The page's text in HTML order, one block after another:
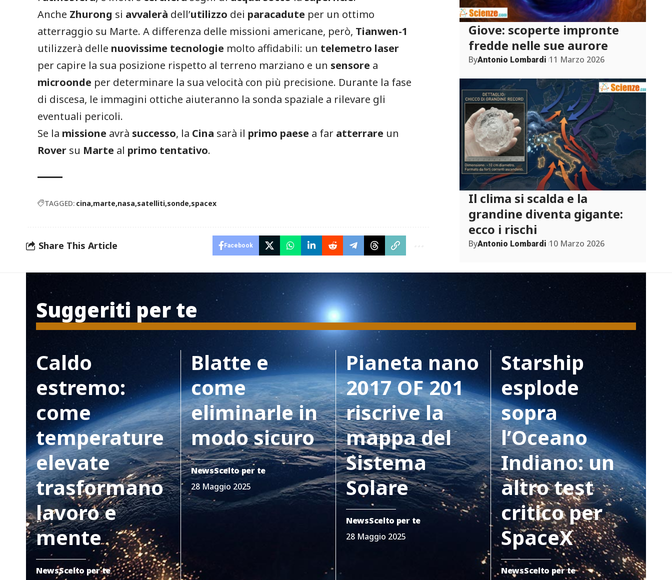
Anche Zhurong si avvalerà dell’utilizzo dei paracadute per un ottimo
atterraggio su Marte. A differenza delle missioni americane, però, Tianwen-1
utilizzerà delle nuovissime tecnologie molto affidabili: un telemetro laser
per capire la sua posizione rispetto al terreno marziano e un sensore a
microonde per determinare la sua velocità con più precisione. Durante la fase
di discesa, le immagini ottiche aiuteranno la sonda spaziale a rilevare gli
eventuali pericoli.
Se la missione avrà successo, la Cina sarà il primo paese a far atterrare un
Rover su Marte al primo tentativo.
TAGGED: cina marte nasa satelliti sonde spacex
Share This Article Facebook
Giove: scoperte impronte
fredde nelle sue aurore
ByAntonio Lombardi 11 Marzo 2026
Il clima si scalda e la
grandine diventa gigante:
ecco i rischi
ByAntonio Lombardi 10 Marzo 2026
Suggeriti per te
Caldo
estremo:
come
temperature
elevate
trasformano
lavoro e
mente
NewsScelto per te
Blatte e
come
eliminarle in
modo sicuro
NewsScelto per te
28 Maggio 2025
Pianeta nano
2017 OF 201
riscrive la
mappa del
Sistema
Solare
NewsScelto per te
28 Maggio 2025
Starship
esplode
sopra
l’Oceano
Indiano: un
altro test
critico per
SpaceX
NewsScelto per te